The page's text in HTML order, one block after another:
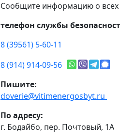
Сообщите информацию о
телефон службы
8 (39561) 5-60-11
8 (914) 914-09-56
Пишите:
doverie@vitimenergosbyt.ru
По адресу:
г. Бодайбо, пер. Почтовый, 1А